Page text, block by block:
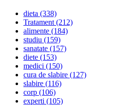
dieta (338)
Tratament(212)
alimente (184)
studiu (159)
sanatate (157)
diete (153)
medici (150)
cura de slabire (127)
slabire (116)
corp (106)
experti (105)